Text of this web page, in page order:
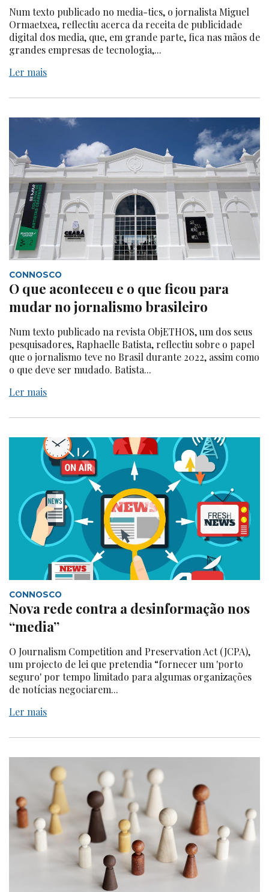
Num texto publicado no media-tics, o jornalista Miguel
Ormaetxea, reflectiu acerca da receita de publicidade
digital dos media, que, em grande parte, fica nas mãos de
grandes empresas de tecnologia,...
Ler mais
CONNOSCO
O que aconteceu e o que ficou para
mudar no jornalismo brasileiro
Num texto publicado na revista ObjETHOS, um dos seus
pesquisadores, Raphaelle Batista, reflectiu sobre o papel
que o jornalismo teve no Brasil durante 2022, assim como
o que deve ser mudado. Batista...
Ler mais
CONNOSCO
Nova rede contra a desinformação nos
“media”
O Journalism Competition and Preservation Act (JCPA),
um projecto de lei que pretendia “fornecer um 'porto
seguro' por tempo limitado para algumas organizações
de notícias negociarem...
Ler mais